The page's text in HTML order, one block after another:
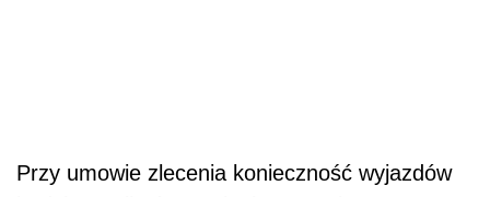
Przy umowie zlecenia konieczność wyjazdów